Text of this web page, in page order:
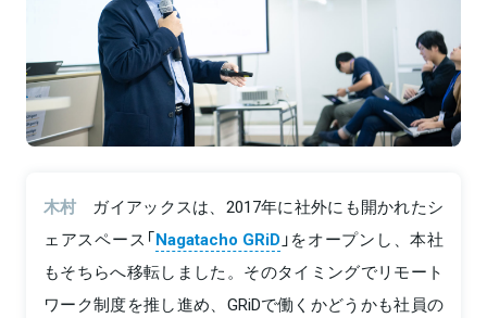
木村
ガイアックスは、2017年に社外にも開かれたシ
ェアスペース「Nagatacho GRiD」をオープンし、本社
もそちらへ移転しました。そのタイミングでリモート
ワーク制度を推し進め、GRiDで働くかどうかも社員の